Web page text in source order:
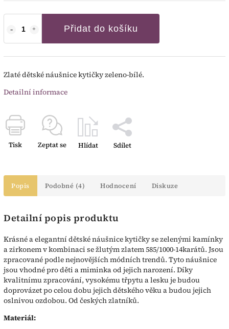
Přidat do košíku
Zlaté dětské náušnice kytičky zeleno-bílé.
Detailní informace
Tisk Zeptat se Hlídat Sdílet
Popis Podobné (4) Hodnocení Diskuze
Detailní popis produktu
Krásné a elegantní dětské náušnice kytičky se zelenými kamínky
a zirkonem v kombinaci se žlutým zlatem 585/1000-14karátů. Jsou
zpracované podle nejnovějších módních trendů. Tyto náušnice
jsou vhodné pro děti a miminka od jejich narození. Díky
kvalitnímu zpracování, vysokému třpytu a lesku je budou
doprovázet po celou dobu jejich dětského věku a budou jejich
oslnivou ozdobou. Od českých zlatníků.
Materiál: